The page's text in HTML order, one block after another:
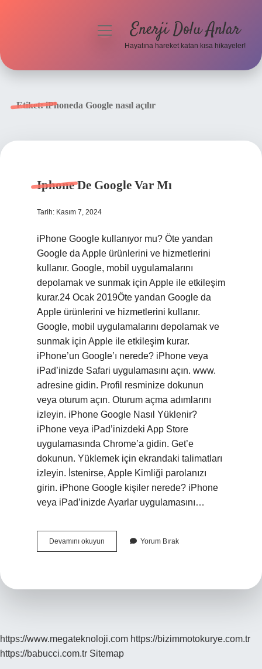
menüyüEnerji Dolu Anlar
Hayatına hareket katan kısa hikayeler!
Etiket:iPhoneda Google nasıl açılır
Iphone De Google Var Mı
Tarih: Kasım 7, 2024
iPhone Google kullanıyor mu? Öte yandan
Google da Apple ürünlerini ve hizmetlerini
kullanır. Google, mobil uygulamalarını
depolamak ve sunmak için Apple ile etkileşim
kurar.24 Ocak 2019Öte yandan Google da
Apple ürünlerini ve hizmetlerini kullanır.
Google, mobil uygulamalarını depolamak ve
sunmak için Apple ile etkileşim kurar.
iPhone’un Google’ı nerede? iPhone veya
iPad’inizde Safari uygulamasını açın. www.
adresine gidin. Profil resminize dokunun
veya oturum açın. Oturum açma adımlarını
izleyin. iPhone Google Nasıl Yüklenir?
iPhone veya iPad’inizdeki App Store
uygulamasında Chrome’a ​​gidin. Get’e
dokunun. Yüklemek için ekrandaki talimatları
izleyin. İstenirse, Apple Kimliği parolanızı
girin. iPhone Google kişiler nerede? iPhone
veya iPad’inizde Ayarlar uygulamasını…
Devamını okuyun
De
Yorum Bırak
https://www.megateknoloji.com https://bizimmotokurye.com.tr
https://babucci.com.tr Sitemap